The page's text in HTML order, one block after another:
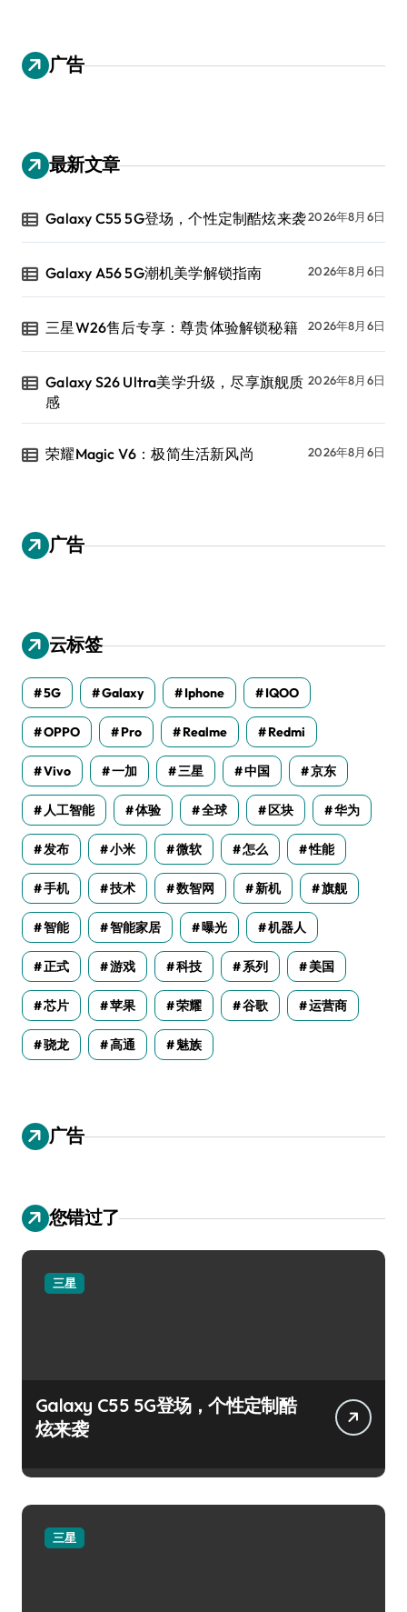
广告
最新文章
Galaxy C55 5G登场，个性定制酷炫来袭2026年8月6日
Galaxy A56 5G潮机美学解锁指南 2026年8月6日
三星W26售后专享：尊贵体验解锁秘籍 2026年8月6日
Galaxy S26 Ultra美学升级，尽享旗舰质
感
2026年8月6日
荣耀Magic V6：极简生活新风尚 2026年8月6日
广告
云标签
5G Galaxy Iphone IQOO
OPPO Pro Realme Redmi
Vivo 一加 三星 中国 京东
人工智能 体验 全球 区块 华为
发布 小米 微软 怎么 性能
手机 技术 数智网 新机 旗舰
智能 智能家居 曝光 机器人
正式 游戏 科技 系列 美国
芯片 苹果 荣耀 谷歌 运营商
骁龙 高通 魅族
广告
您错过了
三星
Galaxy C55 5G登场，个性定制酷
炫来袭
三星